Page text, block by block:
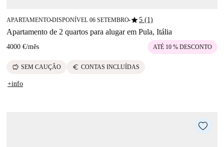
APARTAMENTO■DISPONÍVEL 06 SETEMBRO■star5 (1)
Apartamento de 2 quartos para alugar em Pula, Itália
4000 €/mês ATÉ 10 % DESCONTO
savings SEM CAUÇÃO euro CONTAS INCLUÍDAS
+info